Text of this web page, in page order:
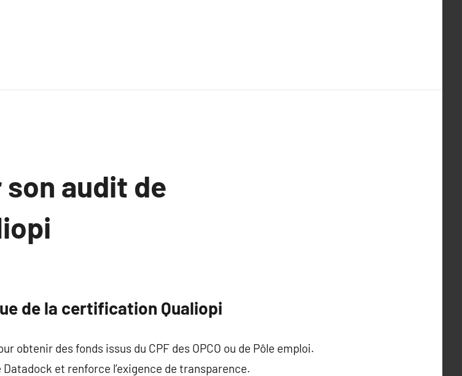
audit de
de la certification Qualiopi
obtenir des fonds issus du CPF des OPCO ou de Pôle emploi.
et renforce l’exigence de transparence.